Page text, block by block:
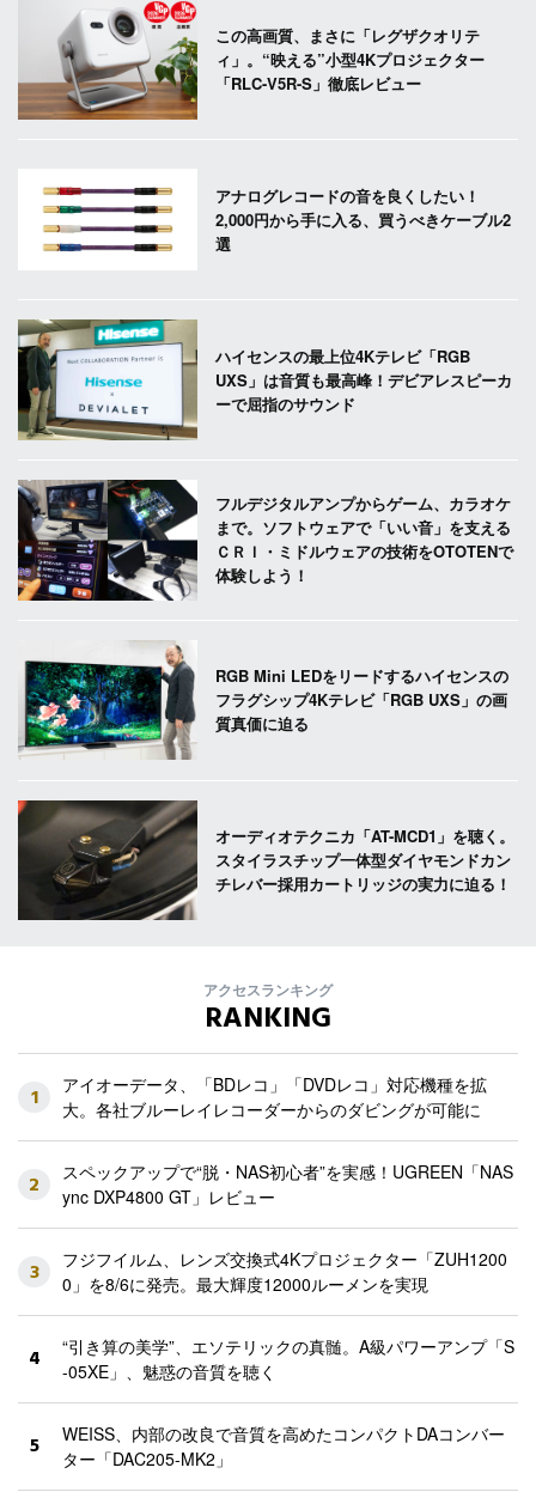
この高画質、まさに「レグザクオリテ
ィ」。“映える”小型4Kプロジェクター
「RLC-V5R-S」徹底レビュー
アナログレコードの音を良くしたい！
2,000円から手に入る、買うべきケーブル2
選
ハイセンスの最上位4Kテレビ「RGB
UXS」は音質も最高峰！デビアレスピーカ
ーで屈指のサウンド
フルデジタルアンプからゲーム、カラオケ
まで。ソフトウェアで「いい音」を支える
ＣＲＩ・ミドルウェアの技術をOTOTENで
体験しよう！
RGB Mini LEDをリードするハイセンスの
フラグシップ4Kテレビ「RGB UXS」の画
質真価に迫る
オーディオテクニカ「AT-MCD1」を聴く。
スタイラスチップ一体型ダイヤモンドカン
チレバー採用カートリッジの実力に迫る！
アクセスランキング
RANKING
1
アイオーデータ、「BDレコ」「DVDレコ」対応機種を拡
大。各社ブルーレイレコーダーからのダビングが可能に
2
スペックアップで“脱・NAS初心者”を実感！UGREEN「NAS
ync DXP4800 GT」レビュー
3
フジフイルム、レンズ交換式4Kプロジェクター「ZUH1200
0」を8/6に発売。最大輝度12000ルーメンを実現
4
“引き算の美学”、エソテリックの真髄。A級パワーアンプ「S
-05XE」、魅惑の音質を聴く
5
WEISS、内部の改良で音質を高めたコンパクトDAコンバー
ター「DAC205-MK2」